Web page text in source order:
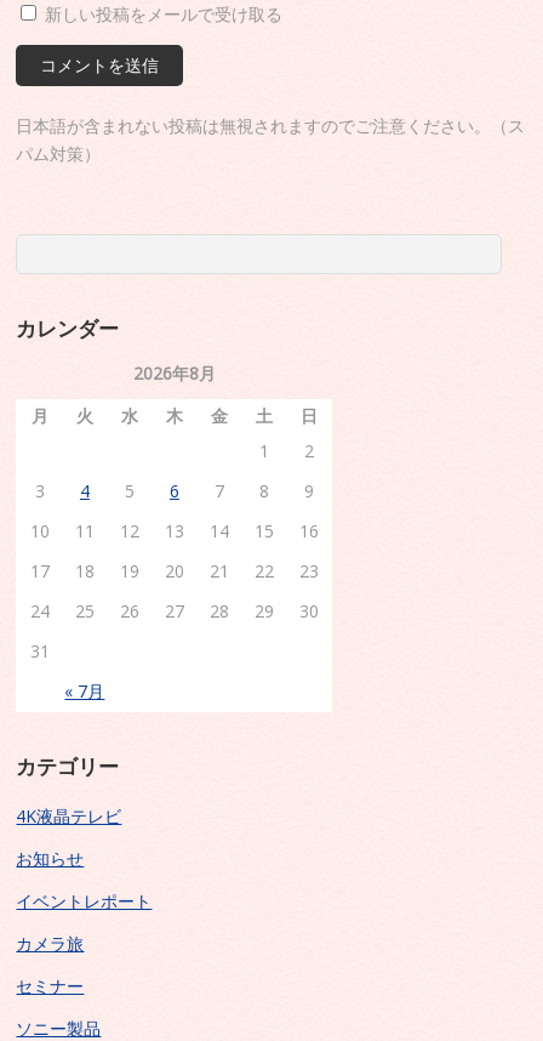
新しい投稿をメールで受け取る
日本語が含まれない投稿は無視されますのでご注意ください。（ス
パム対策）
カレンダー
2026年8月
月
火 水 木 金 土 日
« 7月
1
2
3
4 5 6 7 8
9
10
11 12 13 14 15
16
17
18 19 20 21 22
23
24
25 26 27 28 29
30
31
カテゴリー
4K液晶テレビ
お知らせ
イベントレポート
カメラ旅
セミナー
ソニー製品